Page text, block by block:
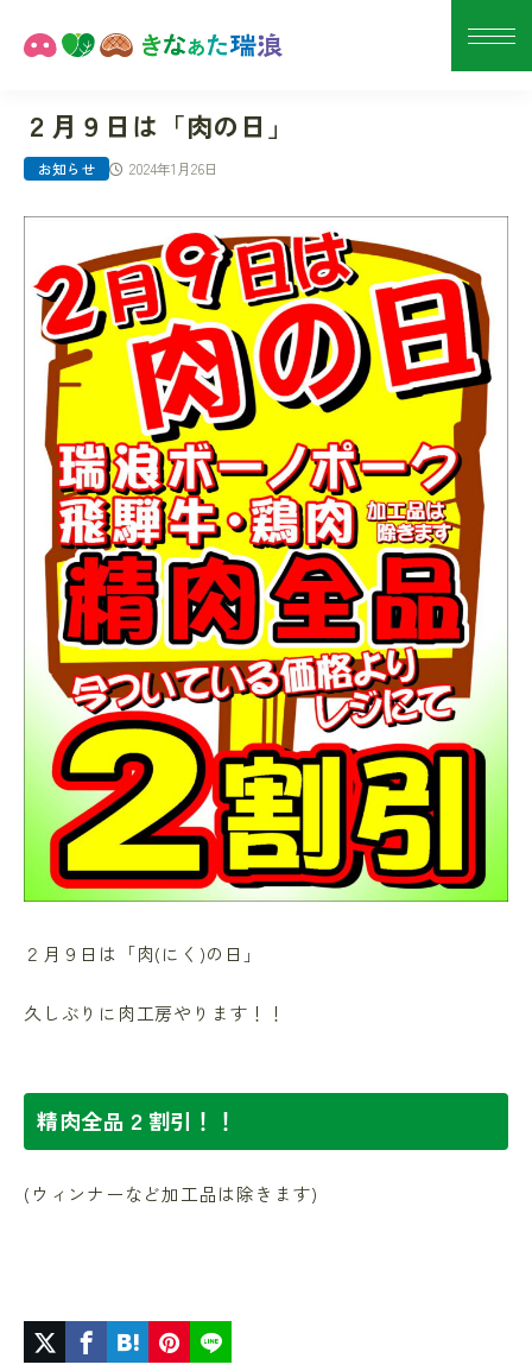
２月９日は「肉の日」
2024年1月26日
お知らせ
２月９日は「肉(にく)の日」
久しぶりに肉工房やります！！
精肉全品２割引！！
(ウィンナーなど加工品は除きます)